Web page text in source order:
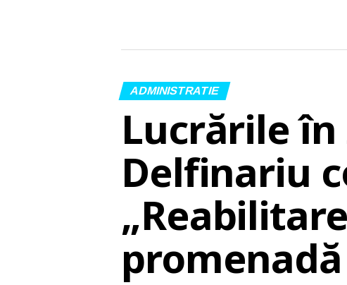
ADMINISTRATIE
Lucrările în
Delfinariu